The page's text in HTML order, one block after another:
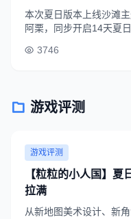
本次夏日版本上线沙滩
阿栗，同步开启14天夏
放。3746
游戏评测
游戏评测
【粒粒的小人国】夏
拉满
从新地图美术设计、新